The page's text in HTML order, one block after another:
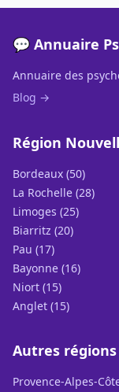
💬 Annuaire
Annuaire des
Blog →
Région
Bordeaux (50)
La Rochelle (28)
Limoges (25)
Biarritz (20)
Pau (17)
Bayonne (16)
Niort (15)
Anglet (15)
Autres régions
Provence-Alpes-